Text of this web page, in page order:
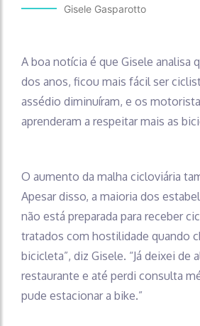
Gisele Gasparotto
A boa notícia é que Gisele analisa
dos anos, ficou mais fácil ser
assédio diminuíram, e os
aprenderam a respeitar mais as
O aumento da malha cicloviária
Apesar disso, a maioria dos
não está preparada para receber
tratados com hostilidade quando
bicicleta”, diz Gisele. “Já deixei de
restaurante e até perdi consulta
pude estacionar a bike.”